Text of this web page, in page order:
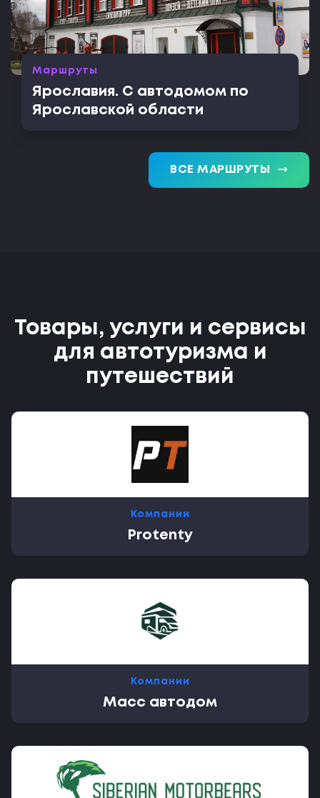
Маршруты
Ярославия. С автодомом по
Ярославской области
ВСЕ МАРШРУТЫ trending_flat
Товары, услуги и сервисы
для автотуризма и
путешествий
Компании
Protenty
Компании
Масс автодом